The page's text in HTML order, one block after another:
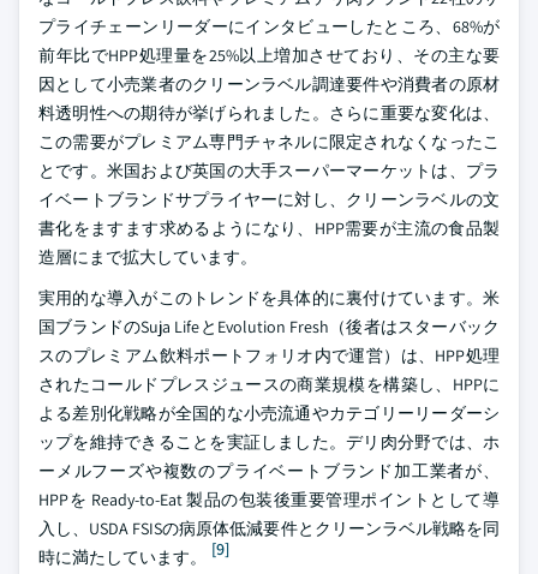
プライチェーンリーダーにインタビューしたところ、68%が
前年比でHPP処理量を25%以上増加させており、その主な要
因として小売業者のクリーンラベル調達要件や消費者の原材
料透明性への期待が挙げられました。さらに重要な変化は、
この需要がプレミアム専門チャネルに限定されなくなったこ
とです。米国および英国の大手スーパーマーケットは、プラ
イベートブランドサプライヤーに対し、クリーンラベルの文
書化をますます求めるようになり、HPP需要が主流の食品製
造層にまで拡大しています。
実用的な導入がこのトレンドを具体的に裏付けています。米
国ブランドのSuja LifeとEvolution Fresh（後者はスターバック
スのプレミアム飲料ポートフォリオ内で運営）は、HPP処理
されたコールドプレスジュースの商業規模を構築し、HPPに
よる差別化戦略が全国的な小売流通やカテゴリーリーダーシ
ップを維持できることを実証しました。デリ肉分野では、ホ
ーメルフーズや複数のプライベートブランド加工業者が、
HPPを Ready-to-Eat 製品の包装後重要管理ポイントとして導
入し、USDA FSISの病原体低減要件とクリーンラベル戦略を同
時に満たしています。
[9]